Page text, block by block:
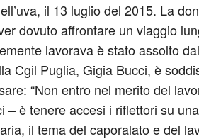
il 13 luglio del 2015. La
dovuto affrontare un viaggio
lavorava è stato assolto
Cgil Puglia, Gigia Bucci, è
“Non entro nel merito del
– è tenere accesi i riflettori su
il tema del caporalato e del